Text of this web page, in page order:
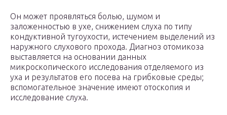
Он может проявляться болью, шумом и
заложенностью в ухе, снижением слуха по типу
кондуктивной тугоухости, истечением выделений из
наружного слухового прохода. Диагноз отомикоза
выставляется на основании данных
микроскопического исследования отделяемого из
уха и результатов его посева на грибковые среды;
вспомогательное значение имеют отоскопия и
исследование слуха.